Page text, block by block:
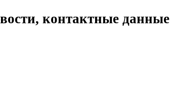
контактные данные